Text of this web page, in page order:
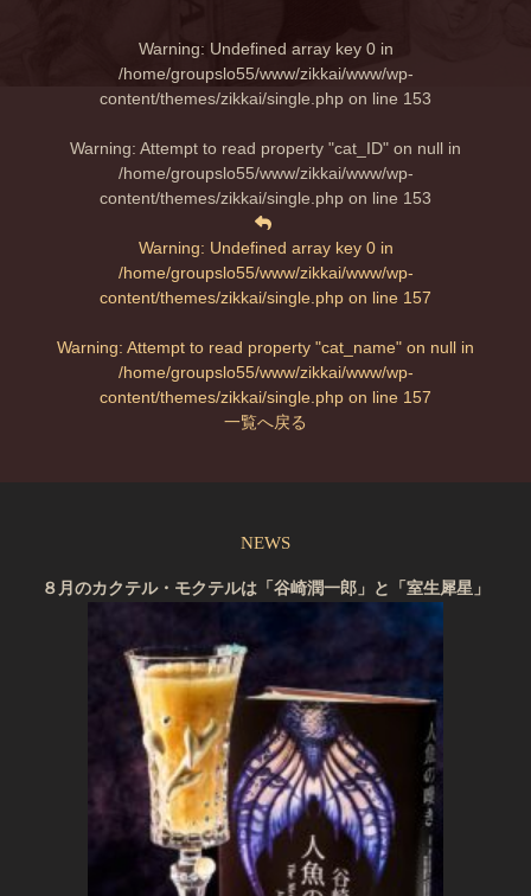
Warning: Undefined array key 0 in
/home/groupslo55/www/zikkai/www/wp-
content/themes/zikkai/single.php on line 153
Warning: Attempt to read property "cat_ID" on null in
/home/groupslo55/www/zikkai/www/wp-
content/themes/zikkai/single.php on line 153
Warning: Undefined array key 0 in
/home/groupslo55/www/zikkai/www/wp-
content/themes/zikkai/single.php on line 157
Warning: Attempt to read property "cat_name" on null in
/home/groupslo55/www/zikkai/www/wp-
content/themes/zikkai/single.php on line 157
一覧へ戻る
NEWS
８月のカクテル・モクテルは「谷崎潤一郎」と「室生犀星」